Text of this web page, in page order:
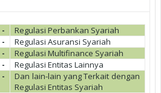
-
Regulasi Perbankan Syariah
-
Regulasi Asuransi Syariah
-
Regulasi Multifinance Syariah
-
Regulasi Entitas Lainnya
-
Dan lain-lain yang Terkait dengan
Regulasi Entitas Syariah